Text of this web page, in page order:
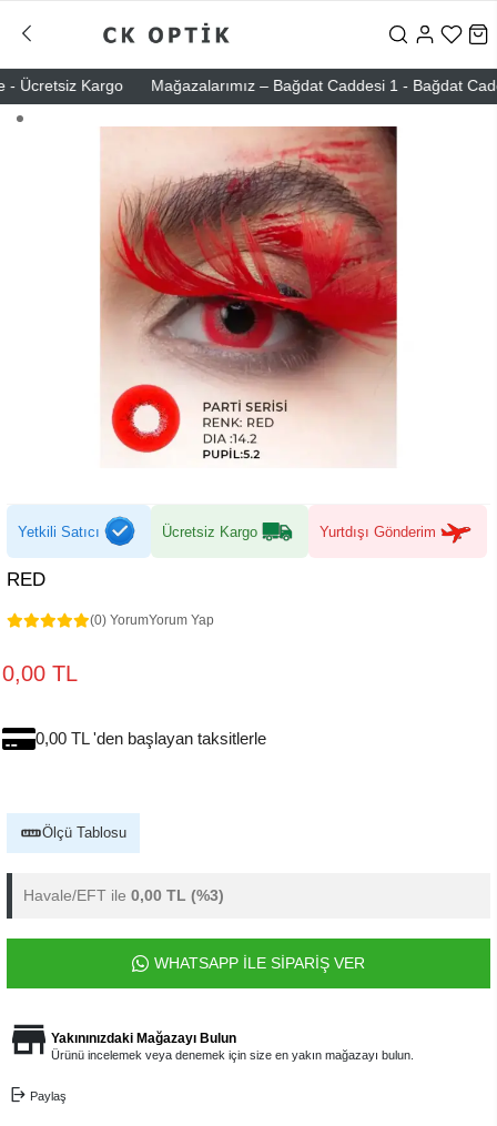
Kargo Mağazalarımız – Bağdat Caddesi 1 - Bağdat
Yetkili Satıcı Ücretsiz Kargo Yurtdışı Gönderim
RED
(0) YorumYorum Yap
0,00 TL
0,00 TL 'den başlayan taksitlerle
Ölçü Tablosu
Havale/EFT ile 0,00 TL (%3)
WHATSAPP İLE SİPARİŞ VER
Yakınınızdaki Mağazayı Bulun
Ürünü incelemek veya denemek için size en yakın mağazayı bulun.
Paylaş